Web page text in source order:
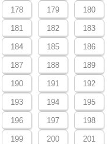
178 179 180
181 182 183
184 185 186
187 188 189
190 191 192
193 194 195
196 197 198
199 200 201